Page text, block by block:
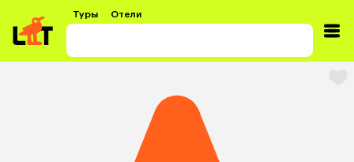
Туры Отели